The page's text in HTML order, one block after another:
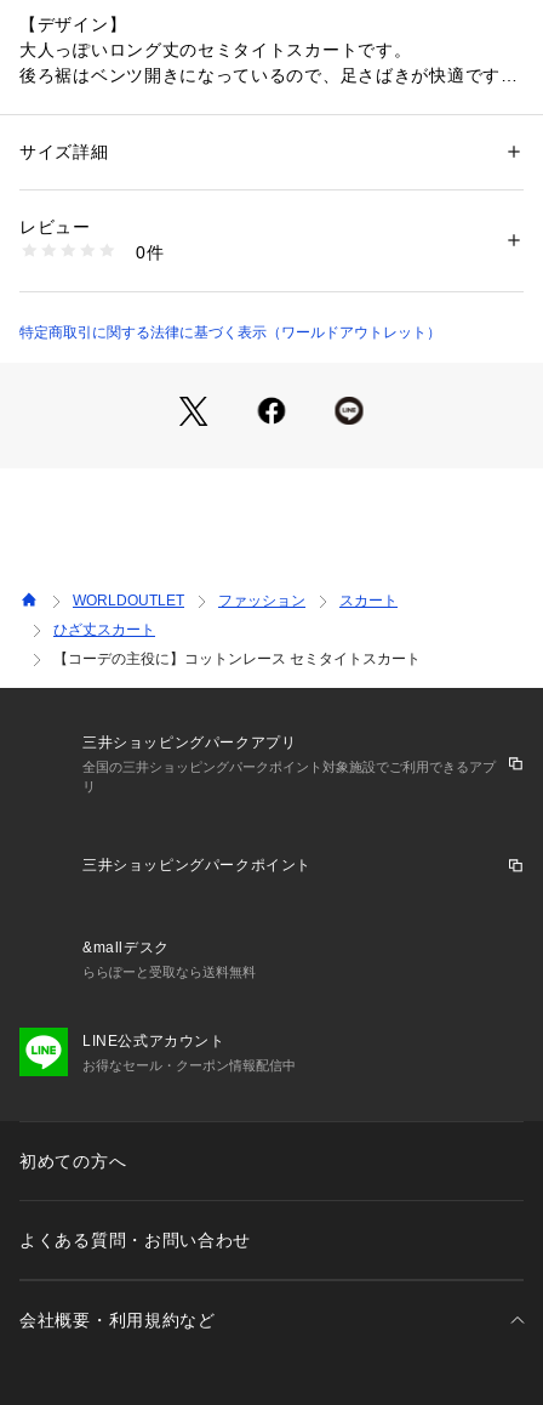
【デザイン】
大人っぽいロング丈のセミタイトスカートです。
後ろ裾はベンツ開きになっているので、足さばきが快適です。
※ポケットなし
マットでナチュラルな質感のコットンレース。
クラシカルなタイルモチーフとフラワーモチーフのコンビネー
ろんプルオーバーなどリラックス・カジュアルなトップスと合
わせてもこなれ感のあるコーディネートを楽しめます。
背中はゴムになっており楽に着られました。
ウエスト位置がジャストなので脚をすらりと見せてくれます。
▼身長158cm（Sサイズ着用）
やすかったです。
程よくきれいめでクラシカルなフラワーモチーフなので、オン
オフどちらでも着られ、お仕事からちょっとしたお出かけまで
性別：レディース
素材：本体: コットン87 ナイロン13％ ウエスト: ポリエステル100％ 裏
1096000000839
サイズ詳細
レビュー
0件
特定商取引に関する法律に基づく表示（ワールドアウトレット）
WORLDOUTLET ファッション
スカート
ひざ丈スカート
【コーデの主役に】コットンレース セミタイトスカート
三井ショッピングパークアプリ
全国の三井ショッピングパークポイント対象施設でご利用できるアプ
リ
三井ショッピングパークポイント
&mallデスク
ららぽーと受取なら送料無料
LINE公式アカウント
お得なセール・クーポン情報配信中
初めての方へ
よくある質問・お問い合わせ
会社概要・利用規約など